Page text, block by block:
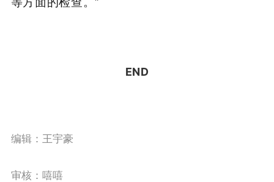
END
编辑：王宇豪
审核：嘻嘻